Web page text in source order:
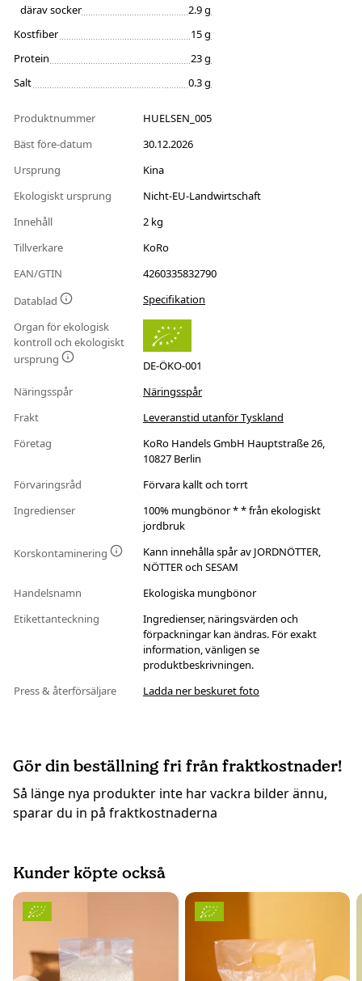
därav socker
2.9 g
Kostfiber
15 g
Protein
23 g
Salt
0.3 g
Produktnummer
HUELSEN_005
Bäst före-datum
30.12.2026
Ursprung
Kina
Ekologiskt ursprung
Nicht-EU-Landwirtschaft
Innehåll
2 kg
Tillverkare
KoRo
EAN/GTIN
4260335832790
Datablad
Specifikation
Organ för ekologisk
kontroll och ekologiskt
ursprung
DE-ÖKO-001
Näringsspår
Näringsspår
Frakt
Leveranstid utanför Tyskland
Företag
KoRo Handels GmbH Hauptstraße 26,
10827 Berlin
Förvaringsråd
Förvara kallt och torrt
Ingredienser
100% mungbönor * * från ekologiskt
jordbruk
Korskontaminering
Kann innehålla spår av JORDNÖTTER,
NÖTTER och SESAM
Handelsnamn
Ekologiska mungbönor
Etikettanteckning
Ingredienser, näringsvärden och
förpackningar kan ändras. För exakt
information, vänligen se
produktbeskrivningen.
Press & återförsäljare
Ladda ner beskuret foto
Gör din beställning fri från fraktkostnader!
Så länge nya produkter inte har vackra bilder ännu,
sparar du in på fraktkostnaderna
Kunder köpte också